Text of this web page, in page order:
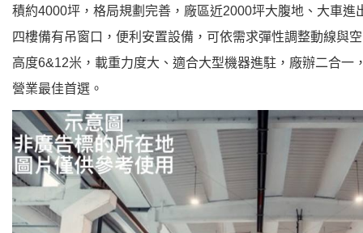
積約4000坪，格局規劃完善，廠區近2000坪大腹地、大車進
四樓備有吊窗口，便利安置設備，可依需求彈性調整動線與
高度6&12米，載重力度大、適合大型機器進駐，廠辦二合一
營業最佳首選。